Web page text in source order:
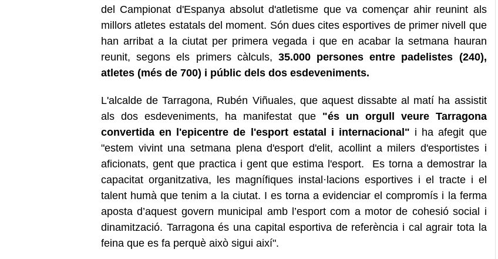
del Campionat d'Espanya absolut d'atletisme que va començar ahir reunint als
millors atletes estatals del moment. Són dues cites esportives de primer nivell que
han arribat a la ciutat per primera vegada i que en acabar la setmana hauran
reunit, segons els primers càlculs, 35.000 persones entre padelistes (240),
atletes (més de 700) i públic dels dos esdeveniments.
L'alcalde de Tarragona, Rubén Viñuales, que aquest dissabte al matí ha assistit
als dos esdeveniments, ha manifestat que"és un orgull veure Tarragona
convertida en l'epicentre de l'esport estatal i internacional" i ha afegit que
"estem vivint una setmana plena d'esport d'elit, acollint a milers d'esportistes i
aficionats, gent que practica i gent que estima l'esport. Es torna a demostrar la
capacitat organitzativa, les magnífiques instal·lacions esportives i el tracte i el
talent humà que tenim a la ciutat. I es torna a evidenciar el compromís i la ferma
aposta d’aquest govern municipal amb l’esport com a motor de cohesió social i
dinamització. Tarragona és una capital esportiva de referència i cal agrair tota la
feina que es fa perquè això sigui així".